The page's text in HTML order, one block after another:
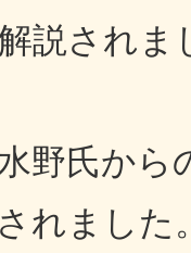
説されま
野氏か
れまし